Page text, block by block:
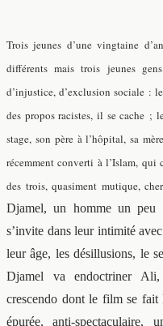
Trois jeunes d’une vingtaine
différents mais trois jeunes
d’injustice, d’exclusion sociale :
des propos racistes, il se cache ;
stage, son père à l’hôpital, sa
récemment converti à l’Islam, qui
des trois, quasiment mutique,
Djamel, un homme un peu
s’invite dans leur intimité
leur âge, les désillusions, le
Djamel va endoctriner
crescendo dont le film se fait
épurée, anti-